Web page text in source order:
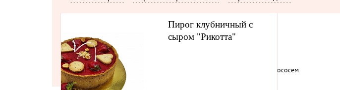
Каталог
Торты Пироги
Пирог клубничный с
сыром "Рикотта"